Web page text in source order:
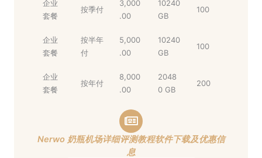
企业
套餐
按季付
3,000
.00
10240
GB
100
企业
套餐
按半年
付
5,000
.00
10240
GB
100
企业
套餐
按年付
8,000
.00
2048
0 GB
200
Nerwo 奶瓶机场详细评测教程软件下载及优惠信
息